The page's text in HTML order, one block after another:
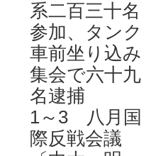
系二百三十名
参加、タンク
車前坐り込み
集会で六十九
名逮捕
1～3 八月国
際反戦会議